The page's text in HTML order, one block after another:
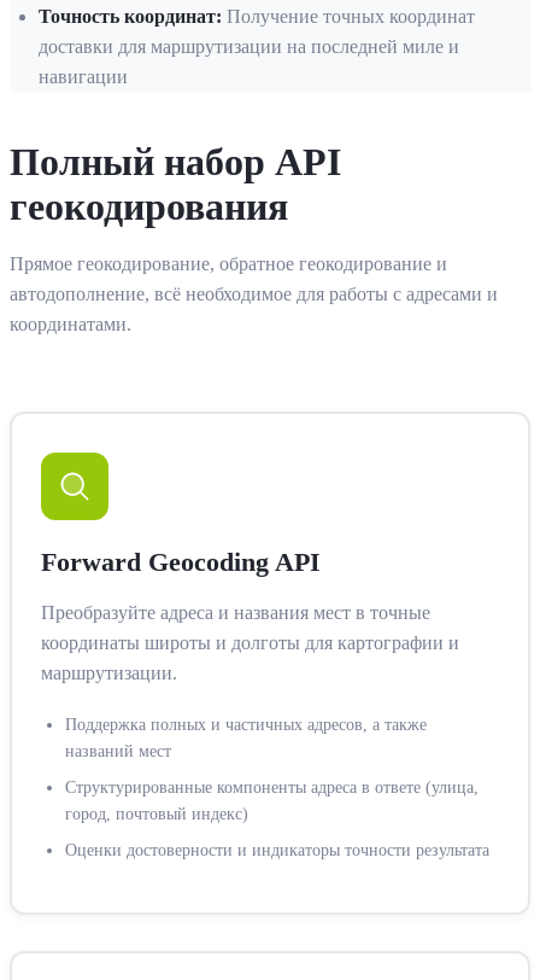
Точность координат: Получение точных координат
доставки для маршрутизации на последней миле и
навигации
Полный набор API
геокодирования
Прямое геокодирование, обратное геокодирование и
автодополнение, всё необходимое для работы с адресами и
координатами.
Forward Geocoding API
Преобразуйте адреса и названия мест в точные
координаты широты и долготы для картографии и
маршрутизации.
Поддержка полных и частичных адресов, а также
названий мест
Структурированные компоненты адреса в ответе (улица,
город, почтовый индекс)
Оценки достоверности и индикаторы точности результата